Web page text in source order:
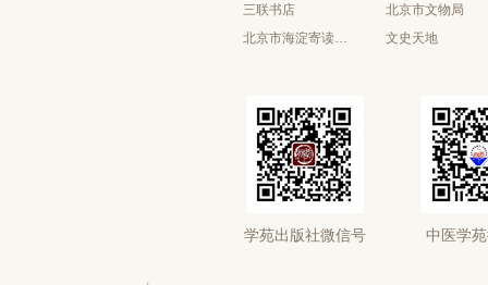
三联书店
北京市海淀寄读学校
北京市文物局
文史天地
学苑出版社微信号 中医学